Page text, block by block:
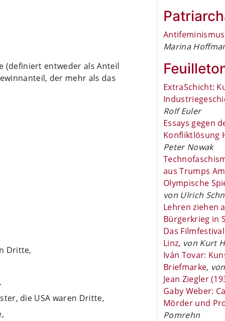
(definiert entweder als Anteil
der mehr als das
Dritte,
die USA waren Dritte,
Marina
ExtraSchicht:
Rolf Euler
Essays gegen
Konfliktlösung
Peter Nowak
aus Trumps
Olympische
von Ulrich
Lehren ziehen
Bürgerkrieg in
Das
Linz, von Kurt
Iván Tovar:
Briefmarke,
Jean Ziegler
Gaby Weber:
Mörder und
Pomrehn